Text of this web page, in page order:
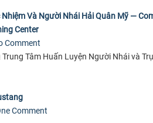
Và Người Nhái Hải Quân Mỹ —
Center
Comment
Tâm Huấn Luyện Người Nhái và
Comment